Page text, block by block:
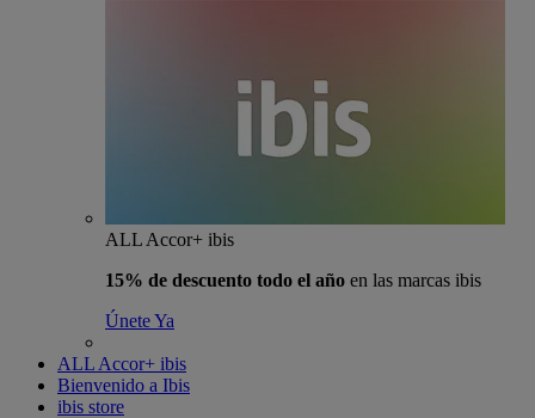
ALL Accor+ ibis
15% de descuento todo el año en las marcas ibis
Únete Ya
ALL Accor+ ibis
Bienvenido a Ibis
ibis store